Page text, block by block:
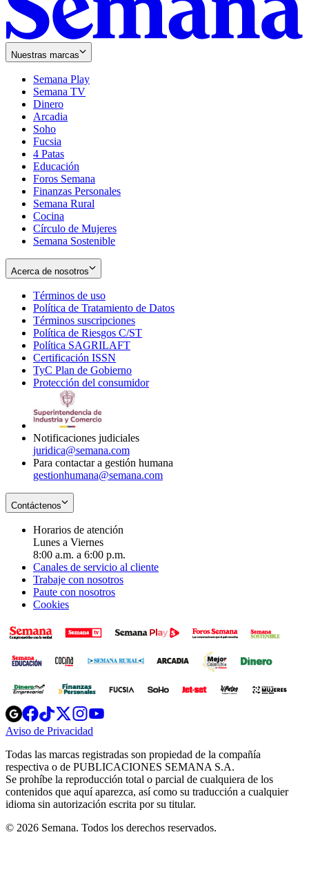
Nuestras marcas
Semana Play
Semana TV
Dinero
Arcadia
Soho
in
new
window
Fucsia
in
new
window
4 Patas
Educación
Foros Semana
Finanzas Personales
Semana Rural
Cocina
Círculo de Mujeres
Semana Sostenible
Acerca de nosotros
Términos de uso
in
new
window
Política de Tratamiento de Datos
Términos suscripciones
in
Política de Riesgos C/ST
Política SAGRILAFT
new
window
Certificación ISSN
in
new
TyC Plan de Gobierno
in
Protección del consumidorOpens
Notificaciones judiciales
juridica@semana.com
Para contactar a gestión humana
gestionhumana@semana.com
Contáctenos
Horarios de atención
Lunes a Viernes
8:00 a.m. a 6:00 p.m.
Canales de servicio al cliente
Trabaje con nosotros
Paute con nosotros
Cookies
Opens
in
new
Opens
in
new
Opens
in
new
window
Opens
new
windowwindow
Aviso de Privacidad
new
window
Todas las marcas registradas son propiedad de la compañía
respectiva o de PUBLICACIONES SEMANA S.A.
Se prohíbe la reproducción total o parcial de cualquiera de los
contenidos que aquí aparezca, así como su traducción a cualquier
idioma sin autorización escrita por su titular.
© 2026 Semana. Todos los derechos reservados.